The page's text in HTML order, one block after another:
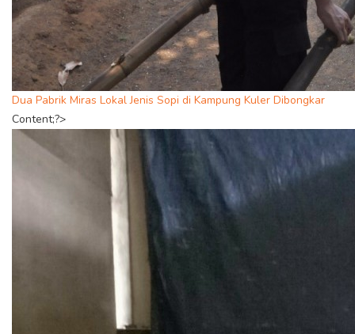
Dua Pabrik Miras Lokal Jenis Sopi di Kampung Kuler Dibongkar
Content;?>